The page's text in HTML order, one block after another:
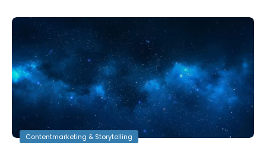
Contentmarketing & Storytelling